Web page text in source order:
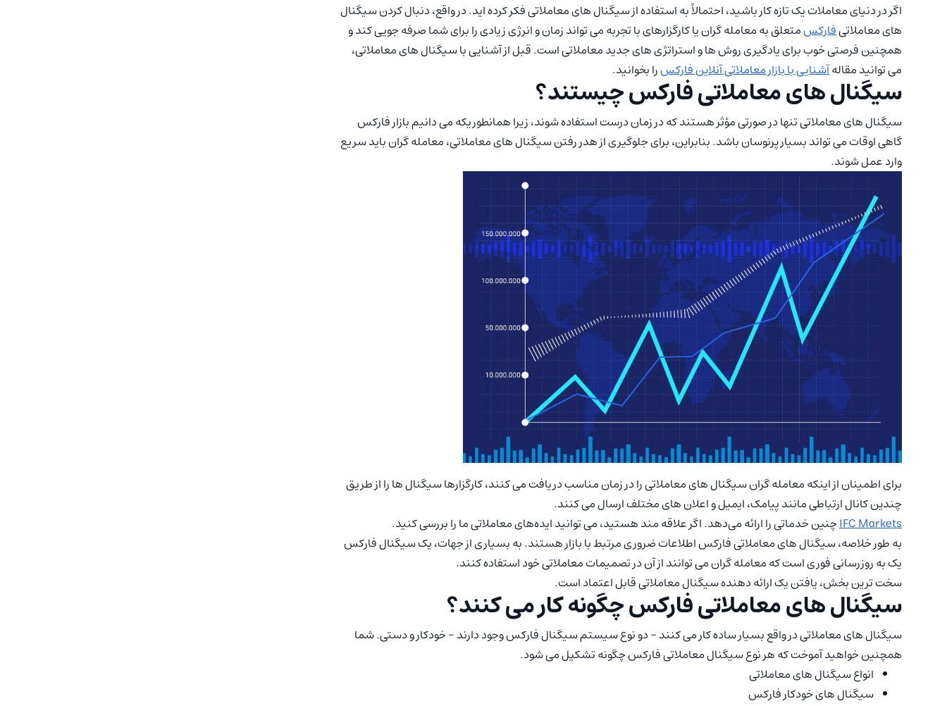
اگر در دنیای معاملات یک تازه کار باشید، احتمالاً به استفاده از سیگنال های معاملاتی فکر کرده اید. در واقع، دنبال کردن سیگنال
های معاملاتیفارکسمتعلق به معامله گران یا کارگزارهای با تجربه می تواند زمان و انرژی زیادی را برای شما صرفه جویی کند و
همچنین فرصتی خوب برای یادگیری روش ها و استراتژی های جدید معاملاتی است. قبل از آشنایی با سیگنال های معاملاتی،
می توانید مقالهآشنایی با بازار معاملاتی آنلاین فارکسرا بخوانید.
سیگنال های معاملاتی فارکس چیستند؟
سیگنال های معاملاتی تنها در صورتی مؤثر هستند که در زمان درست استفاده شوند، زیرا همانطوریکه می دانیم بازار فارکس
گاهی اوقات می تواند بسیار پرنوسان باشد. بنابراین، برای جلوگیری از هدر رفتن سیگنال های معاملاتی، معامله گران باید سریع
وارد عمل شوند.
برای اطمینان از اینکه معامله گران سیگنال های معاملاتی را در زمان مناسب دریافت می کنند، کارگزارها سیگنال ها را از طریق
چندین کانال ارتباطی مانند پیامک، ایمیل و اعلان های مختلف ارسال می کنند.
IFC Marketsچنین خدماتی را ارائه می‌دهد. اگر علاقه مند هستید، می توانید ایده‌های معاملاتی ما را بررسی کنید.
به طور خلاصه، سیگنال های معاملاتی فارکس اطلاعات ضروری مرتبط با بازار هستند. به بسیاری از جهات، یک سیگنال فارکس
یک به روزرسانی فوری است که معامله گران می توانند از آن در تصمیمات معاملاتی خود استفاده کنند.
سخت ترین بخش، یافتن یک ارائه دهنده سیگنال معاملاتی قابل اعتماد است.
سیگنال های معاملاتی فارکس چگونه کار می کنند؟
سیگنال های معاملاتی در واقع بسیار ساده کار می کنند – دو نوع سیستم سیگنال فارکس وجود دارند – خودکار و دستی. شما
همچنین خواهید آموخت که هر نوع سیگنال معاملاتی فارکس چگونه تشکیل می شود.
انواع سیگنال های معاملاتی
سیگنال های خودکار فارکس